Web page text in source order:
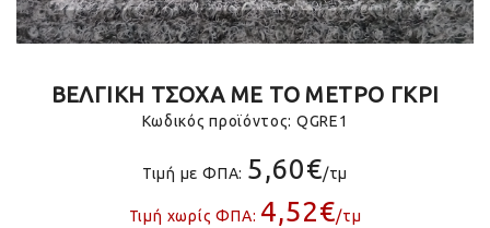
ΒΕΛΓΙΚΗ ΤΣΟΧΑ ΜΕ ΤΟ ΜΕΤΡΟ ΓΚΡΙ
Κωδικός προϊόντος: QGRE1
Τιμή με ΦΠΑ: 5,60€/τμ
Τιμή χωρίς ΦΠΑ: 4,52€/τμ